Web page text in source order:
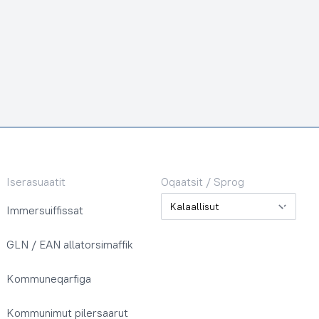
Iserasuaatit
Immersuiffissat
GLN / EAN allatorsimaffik
Kommuneqarfiga
Kommunimut pilersaarut
Oqaatsit / Sprog
Oqaatsit / Sprog